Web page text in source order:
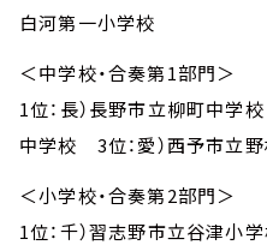
白河第一小学校
＜中学校・合奏第1部門＞
1位：長）長野市立柳町中学
中学校 3位：愛）西予市立
＜小学校・合奏第2部門＞
1位：千）習志野市立谷津小